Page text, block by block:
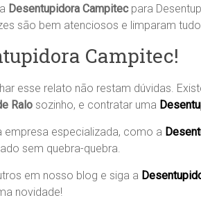
Desentupidora Campitecpara
são bem atenciosos e limparam
Campitec!
esse relato não restam dúvidas.
Ralo sozinho, e contratar uma
especializada, como a
sem quebra-quebra.
em nosso blog e siga a
novidade!